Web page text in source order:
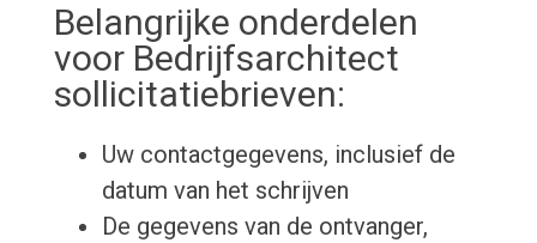
Belangrijke onderdelen
voor Bedrijfsarchitect
sollicitatiebrieven:
Uw contactgegevens, inclusief de
datum van het schrijven
De gegevens van de ontvanger,